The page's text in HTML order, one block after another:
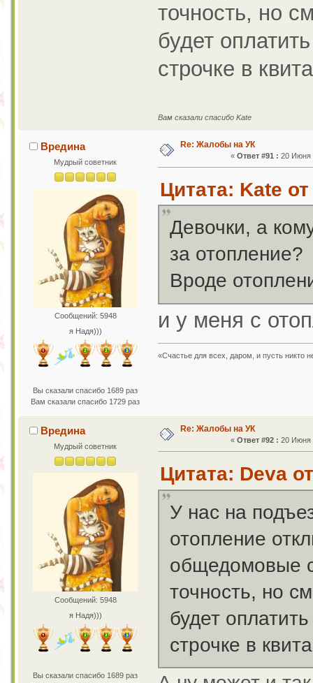
точность, но
будет
строчке в
Вам сказали спасибо Kate
Вредина
Мудрый советник
Сообщений: 5948
я Надя)))
Вы сказали спасибо 1689 раз
Вам сказали спасибо 1729 раз
Re: Жалобы на УК
« Ответ #91 : 20 Июня
Цитата: Kate
Девочки, а
за отопление?
Вроде
и у меня с
«Счастье для всех, даром, и пусть никто
Вредина
Мудрый советник
Сообщений: 5948
я Надя)))
Вы сказали спасибо 1689 раз
Re: Жалобы на УК
« Ответ #92 : 20 Июня
Цитата: Deva
У нас на
отопление
общедомовые
точность, но
будет
строчке в